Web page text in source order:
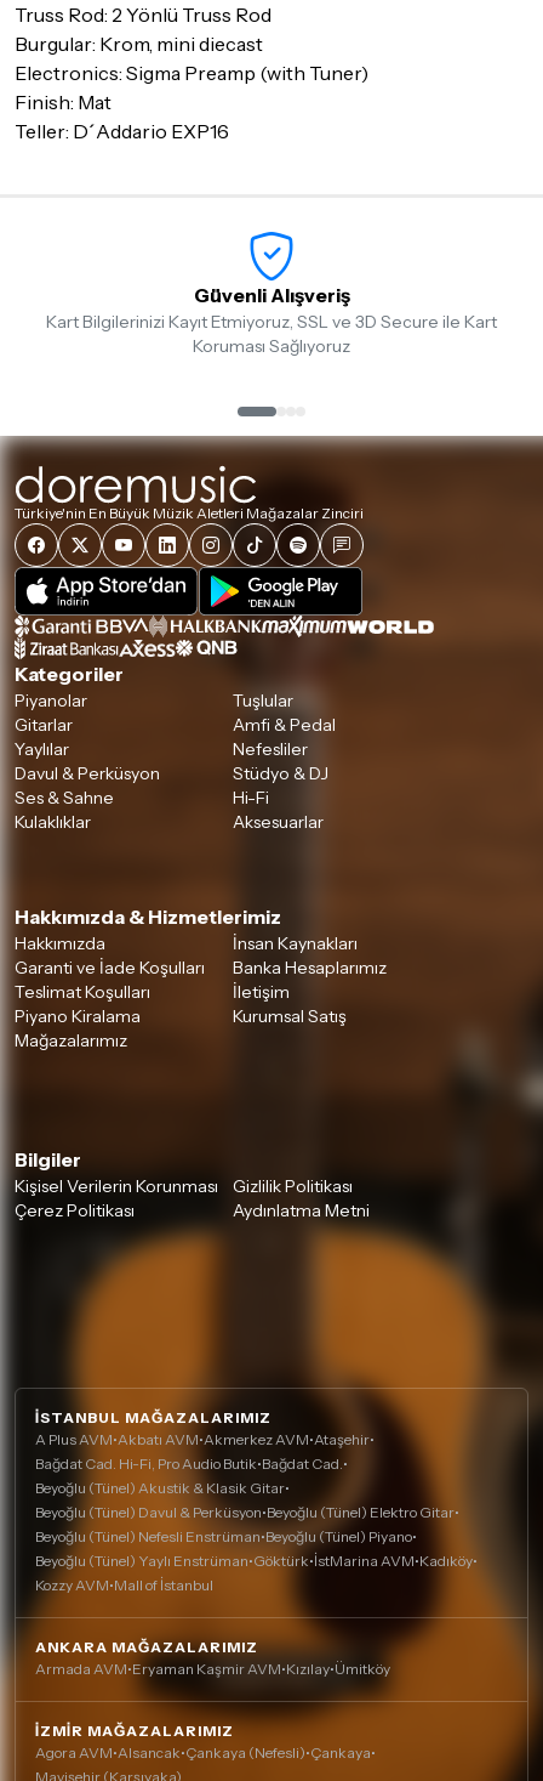
eksiksiz olması gerekmektedir. Satın almış olduğunuz ürünü
göndermeden önce mutlakaDestek
geçerek bilgi veriniz.
İade ve değişim koşulları, ürün kategorilerine göre farklılık
gösterebilir. Lütfen satın almadan önce ilgili ürünün
Truss Rod: 2 Yönlü Truss Rod
Burgular: Krom, mini diecast
Electronics: Sigma Preamp (with Tuner)
Finish: Mat
Teller: D´Addario EXP16
Güvenli Alışveriş
Kart Bilgilerinizi Kayıt Etmiyoruz, SSL ve 3D Secure ile Kart
Koruması Sağlıyoruz
Türkiye'nin En Büyük Müzik Aletleri Mağazalar Zinciri
Kategoriler
Piyanolar
Tuşlular
Gitarlar
Amfi & Pedal
Yaylılar
Nefesliler
Davul & Perküsyon
Stüdyo & DJ
Ses & Sahne
Hi-Fi
Kulaklıklar
Aksesuarlar
Hakkımızda & Hizmetlerimiz
Hakkımızda
İnsan Kaynakları
Garanti ve İade Koşulları
Banka Hesaplarımız
Teslimat Koşulları
İletişim
Piyano Kiralama
Kurumsal Satış
Mağazalarımız
Bilgiler
Kişisel Verilerin Korunması
Gizlilik Politikası
Çerez Politikası
Aydınlatma Metni
İSTANBUL MAĞAZALARIMIZ
A Plus AVM•Akbatı AVM•Akmerkez AVM•Ataşehir•
Bağdat Cad. Hi-Fi, Pro Audio Butik•Bağdat Cad.•
Beyoğlu (Tünel) Akustik & Klasik Gitar•
Beyoğlu (Tünel) Davul & Perküsyon•Beyoğlu (Tünel) Elektro Gitar•
Beyoğlu (Tünel) Nefesli Enstrüman•Beyoğlu (Tünel) Piyano•
Beyoğlu (Tünel) Yaylı Enstrüman•Göktürk•İstMarina AVM•Kadıköy•
Kozzy AVM•Mall of İstanbul
ANKARA MAĞAZALARIMIZ
Armada AVM•Eryaman Kaşmir AVM•Kızılay•Ümitköy
İZMIR MAĞAZALARIMIZ
Agora AVM•Alsancak•Çankaya (Nefesli)•Çankaya•
Mavişehir (Karşıyaka)